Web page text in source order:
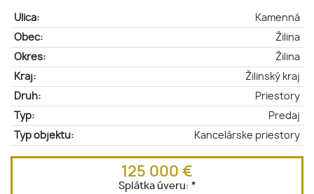
Ulica:
Kamenná
Obec:
Žilina
Okres:
Žilina
Kraj:
Žilinský kraj
Druh:
Priestory
Typ:
Predaj
Typ objektu:
Kancelárske priestory
125 000 €
Splátka úveru: *